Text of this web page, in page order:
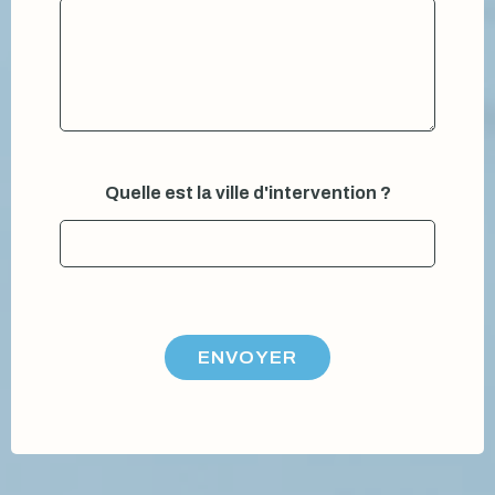
Quelle est la ville d'intervention ?
ENVOYER